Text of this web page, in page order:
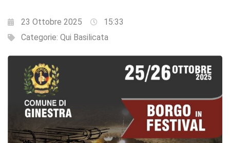
23 Ottobre 2025
15:33
Categorie: Qui Basilicata